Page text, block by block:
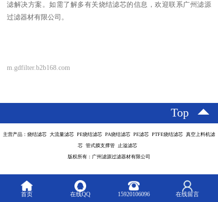
滤解决方案。如需了解多有关烧结滤芯的信息，欢迎联系广州滤源
过滤器材有限公司。
m.gdfilter.b2b168.com
Top
主营产品：烧结滤芯 大流量滤芯 PE烧结滤芯 PA烧结滤芯 PE滤芯 PTFE烧结滤芯 真空上料机滤
芯 管式膜支撑管 止溢滤芯
版权所有：广州滤源过滤器材有限公司
首页 在线QQ 15920106096 在线留言